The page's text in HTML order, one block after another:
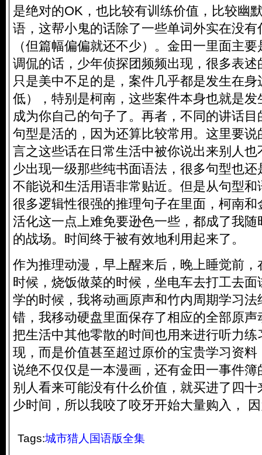
是绝对的OK，也比较有训练价值，比较幽
语，这帮小鬼的话除了一些单词外实在没
（但篇幅偏偏就还不少）。金田一里面主
调侃的话，少年侦探团频频出现，很多表
只是美中不足的是，案件几乎都是发生在
低），特别是柯南，这些案件本身也就是
成为你自己的句子了。再者，不同的讲话
句型是活的，因为还算比较常用。这里要
言之这些话在日常生活中被你说出来别人
少出现一级那些纯书面语法，很多句型也
不能说和生活用语非常贴近。但是从句型
很多逻辑性很强的推理句子在里面，柯南
活化这一点上难免要逊色一些，都成了我
的战场。时间终于被有效地利用起来了。
作为推理动漫，早上醒来后，晚上睡觉前
时候，烧饭做菜的时候，坐电车去打工去
学的时候，我将动画原声和竹内周期学习
错，我移动硬盘里面保存了相应的全部原
把生活中其他零散的时间也用来进行听力
现，而是价值甚至超过原价的宝贵学习资
说绝不仅仅是一本漫画，还有金田一事件
别人看来可能没有什么价值，就买进了四
少时间，所以我咬了咬牙开始大量购入，
Tags:城市猎人国语版全集